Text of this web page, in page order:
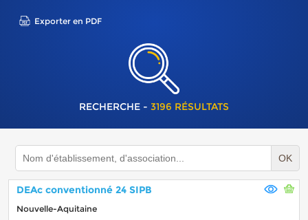
Exporter en PDF
RECHERCHE - 3196 RÉSULTATS
OK
DEAc conventionné 24 SIPB
Nouvelle-Aquitaine